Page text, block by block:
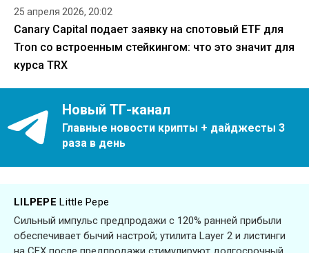
25 апреля 2026, 20:02
Canary Capital подает заявку на спотовый ETF для
Tron со встроенным стейкингом: что это значит для
курса TRX
Новый ТГ-канал
Главные новости крипты + дайджесты 3
раза в день
LILPEPELittle Pepe
Сильный импульс предпродажи с 120% ранней прибыли
обеспечивает бычий настрой; утилита Layer 2 и листинги